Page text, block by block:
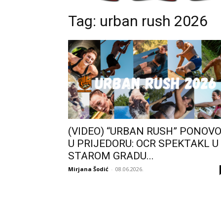
Tag: urban rush 2026
(VIDEO) “URBAN RUSH” PONOVO
U PRIJEDORU: OCR SPEKTAKL U
STAROM GRADU...
Mirjana Šodić - 08.06.2026.